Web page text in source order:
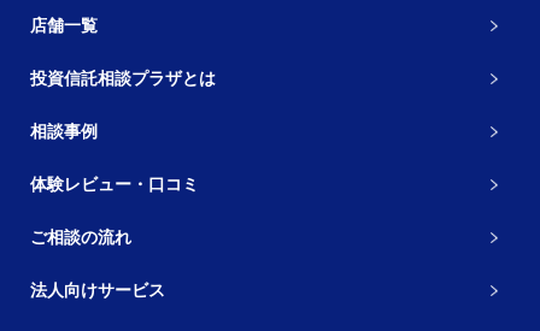
店舗一覧
投資信託相談プラザとは
相談事例
体験レビュー・口コミ
ご相談の流れ
法人向けサービス